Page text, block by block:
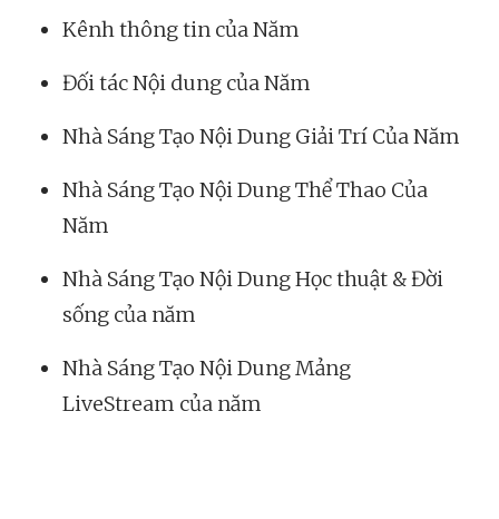
Kênh thông tin của Năm
Đối tác Nội dung của Năm
Nhà Sáng Tạo Nội Dung Giải Trí Của Năm
Nhà Sáng Tạo Nội Dung Thể Thao Của
Năm
Nhà Sáng Tạo Nội Dung Học thuật & Đời
sống của năm
Nhà Sáng Tạo Nội Dung Mảng
LiveStream của năm